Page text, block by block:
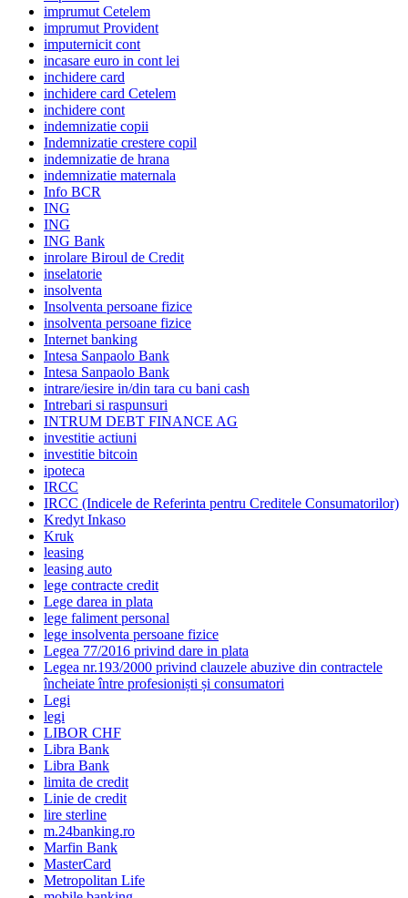
imprumut Cetelem
imprumut Provident
imputernicit cont
incasare euro in cont lei
inchidere card
inchidere card Cetelem
inchidere cont
indemnizatie copii
Indemnizatie crestere copil
indemnizatie de hrana
indemnizatie maternala
Info BCR
ING
ING
ING Bank
inrolare Biroul de Credit
inselatorie
insolventa
Insolventa persoane fizice
insolventa persoane fizice
Internet banking
Intesa Sanpaolo Bank
Intesa Sanpaolo Bank
intrare/iesire in/din tara cu bani cash
Intrebari si raspunsuri
INTRUM DEBT FINANCE AG
investitie actiuni
investitie bitcoin
ipoteca
IRCC
IRCC (Indicele de Referinta pentru Creditele Consumatorilor)
Kredyt Inkaso
Kruk
leasing
leasing auto
lege contracte credit
Lege darea in plata
lege faliment personal
lege insolventa persoane fizice
Legea 77/2016 privind dare in plata
Legea nr.193/2000 privind clauzele abuzive din contractele
încheiate între profesioniști și consumatori
Legi
legi
LIBOR CHF
Libra Bank
Libra Bank
limita de credit
Linie de credit
lire sterline
m.24banking.ro
Marfin Bank
MasterCard
Metropolitan Life